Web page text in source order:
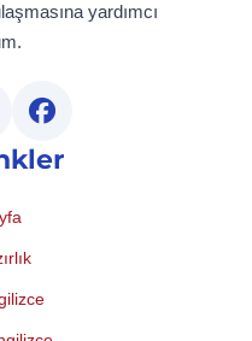
yardımcı